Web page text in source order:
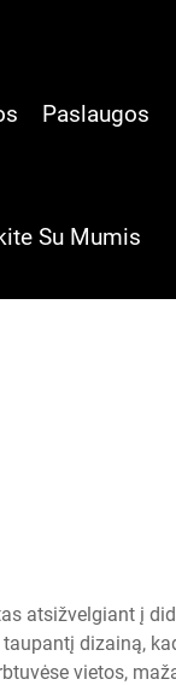
Paslaugos
Su Mumis
atsižvelgiant į
dizainą,
vietos,